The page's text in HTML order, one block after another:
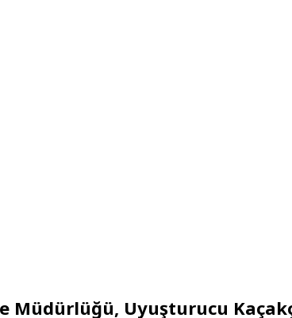
Müdürlüğü, Uyuşturucu